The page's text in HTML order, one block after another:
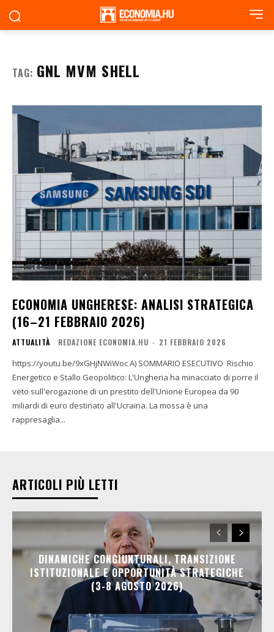
TAG: GNL MVM SHELL
ECONOMIA UNGHERESE: ANALISI STRATEGICA
(16–21 FEBBRAIO 2026)
ATTUALITÀ REDAZIONE ECONOMIA.HU - 21 FEBBRAIO 2026
https://youtu.be/9xGHjNWiWoc A) SOMMARIO ESECUTIVO Rischio
Energetico e Stallo Geopolitico: L'Ungheria ha minacciato di porre il
veto sull'erogazione di un prestito dell'Unione Europea da 90
miliardi di euro destinato all'Ucraina. La mossa è una
rappresaglia...
ARTICOLI PIÙ LETTI
DINAMICHE CONGIUNTURALI, TRANSIZIONE
ISTITUZIONALE E OPPORTUNITÀ STRATEGICHE
(3-8 AGOSTO 2026)